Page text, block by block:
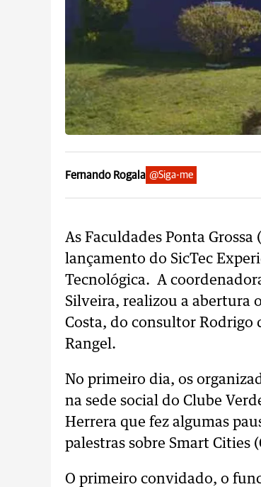
Fernando Rogala @Siga-me
As Faculdades Ponta
lançamento do SicTec
Tecnológica. A
Silveira, realizou a abertura
Costa, do consultor Rodrigo
Rangel.
No primeiro dia, os
na sede social do Clube
Herrera que fez algumas
palestras sobre Smart Cities
O primeiro convidado, o